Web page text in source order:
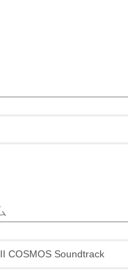
COSMOS Soundtrack